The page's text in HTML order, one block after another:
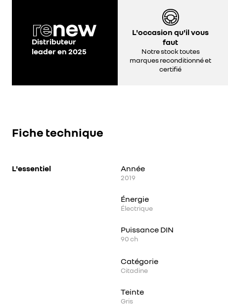
Distributeur
leader en 2025
L'occasion qu'il vous
faut
Notre stock toutes
marques reconditionné et
certifié
Fiche technique
L'essentiel Année
2019
Énergie
Électrique
Puissance DIN
90ch
Catégorie
Citadine
Teinte
Gris